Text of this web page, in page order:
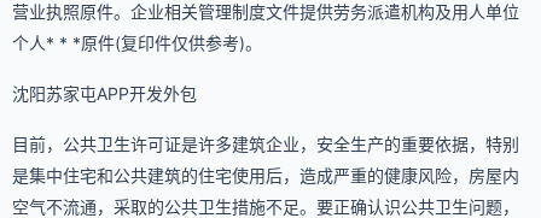
营业执照原件。企业相关管理制度文件提供劳务派遣机构及用人单位
个人* * *原件(复印件仅供参考)。
沈阳苏家屯APP开发外包
目前，公共卫生许可证是许多建筑企业，安全生产的重要依据，特别
是集中住宅和公共建筑的住宅使用后，造成严重的健康风险，房屋内
空气不流通，采取的公共卫生措施不足。要正确认识公共卫生问题，